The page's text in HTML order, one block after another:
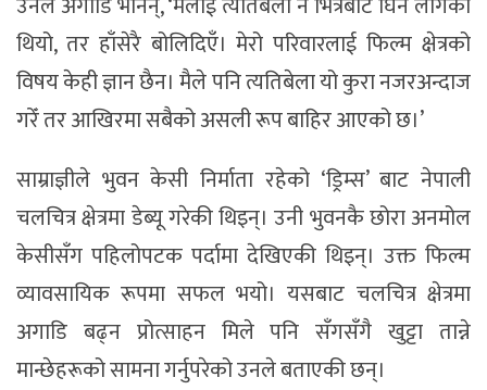
थियो, तर हाँसेरै बोलिदिएँ। मेरो परिवारलाई फिल्म क्षेत्रको
विषय केही ज्ञान छैन। मैले पनि त्यतिबेला यो कुरा नजरअन्दाज
गरेँ तर आखिरमा सबैको असली रूप बाहिर आएको छ।’
साम्राज्ञीले भुवन केसी निर्माता रहेको ‘ड्रिम्स’ बाट नेपाली
चलचित्र क्षेत्रमा डेब्यू गरेकी थिइन्। उनी भुवनकै छोरा अनमोल
केसीसँग पहिलोपटक पर्दामा देखिएकी थिइन्। उक्त फिल्म
व्यावसायिक रूपमा सफल भयो। यसबाट चलचित्र क्षेत्रमा
अगाडि बढ्न प्रोत्साहन मिले पनि सँगसँगै खुट्टा तान्ने
मान्छेहरूको सामना गर्नुपरेको उनले बताएकी छन्।